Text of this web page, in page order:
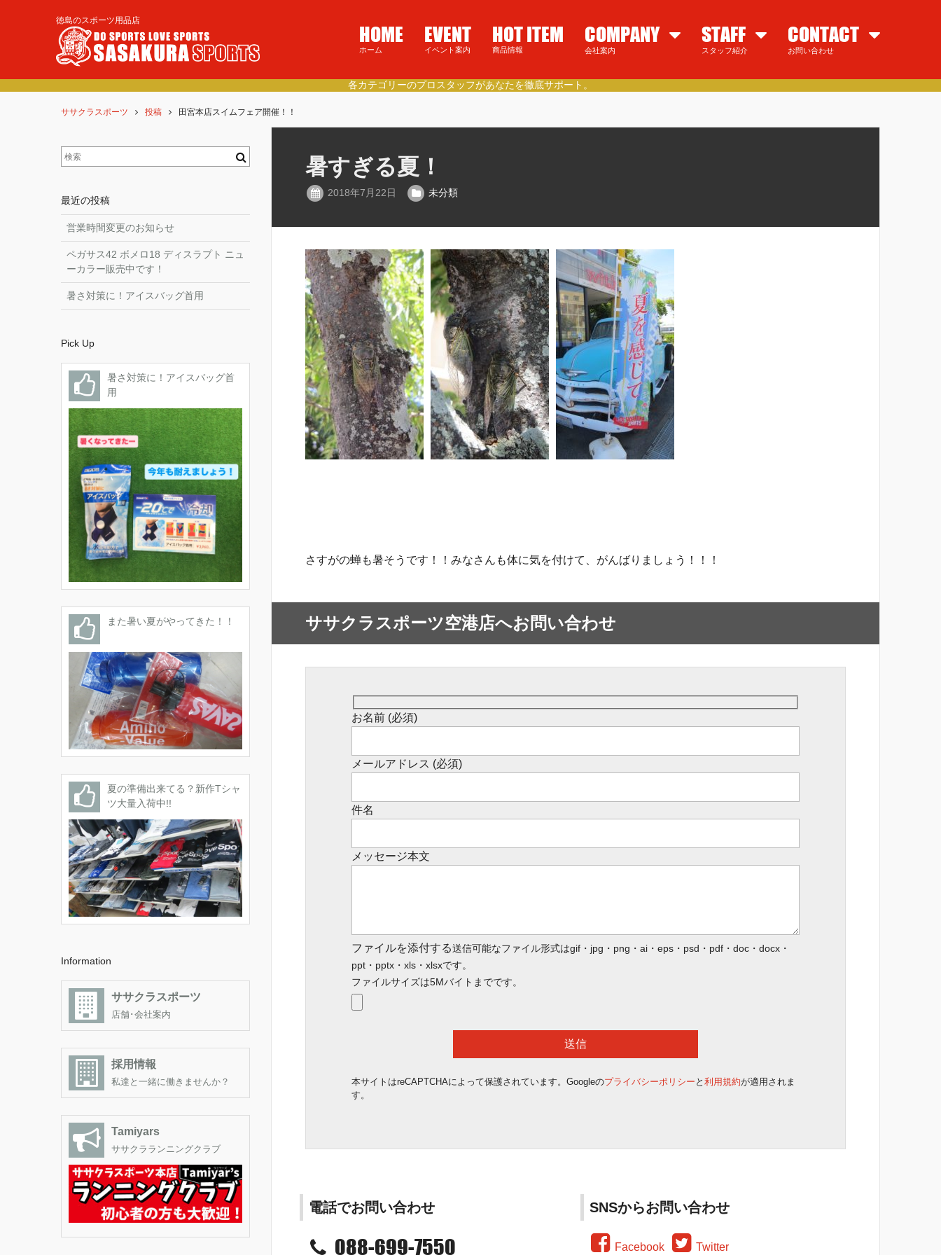
徳島のスポーツ用品店
HOME
ホーム
EVENT
イベント案内
HOT ITEM
商品情報
COMPANY
会社案内
STAFF
スタッフ紹介
CONTACT
お問い合わせ
徳島県民の健康的なライフスタイルをご提案。
ササクラスポーツ 投稿 田宮本店スイムフェア開催！！
暑すぎる夏！
2018年7月22日 未分類
さすがの蝉も暑そうです！！みなさんも体に気を付けて、がんばりましょう！！！
ササクラスポーツ空港店へお問い合わせ
お名前 (必須)
メールアドレス (必須)
件名
メッセージ本文
ファイルを添付する送信可能なファイル形式はgif・jpg・png・ai・eps・psd・pdf・doc・docx・
ppt・pptx・xls・xlsxです。
ファイルサイズは5Mバイトまでです。
本サイトはreCAPTCHAによって保護されています。Googleのプライバシーポリシー と 利用規約が適用されま
す。
電話でお問い合わせ
088-699-7550
SNSからお問い合わせ
Facebook Twitter
最近の投稿
営業時間変更のお知らせ
ペガサス42 ボメロ18 ディスラプト ニュ
ーカラー販売中です！
暑さ対策に！アイスバッグ首用
Pick Up
暑さ対策に！アイスバッグ首
用
また暑い夏がやってきた！！
夏の準備出来てる？新作Tシャ
ツ大量入荷中!!
Information
ササクラスポーツ
店舗･会社案内
採用情報
私達と一緒に働きませんか？
Tamiyars
ササクラランニングクラブ